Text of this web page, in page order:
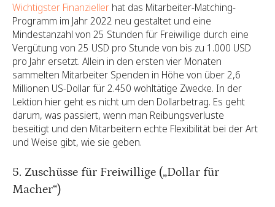
Wichtigster Finanzieller hat das Mitarbeiter-Matching-
Programm im Jahr 2022 neu gestaltet und eine
Mindestanzahl von 25 Stunden für Freiwillige durch eine
Vergütung von 25 USD pro Stunde von bis zu 1.000 USD
pro Jahr ersetzt. Allein in den ersten vier Monaten
sammelten Mitarbeiter Spenden in Höhe von über 2,6
Millionen US-Dollar für 2.450 wohltätige Zwecke. In der
Lektion hier geht es nicht um den Dollarbetrag. Es geht
darum, was passiert, wenn man Reibungsverluste
beseitigt und den Mitarbeitern echte Flexibilität bei der Art
und Weise gibt, wie sie geben.
5. Zuschüsse für Freiwillige („Dollar für
Macher“)